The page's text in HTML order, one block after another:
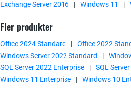
Exchange Server 2016
| Windows 11 |
Fler produkter
Office 2024 Standard | Office 2022
Windows Server 2022 Standard
|
SQL Server 2022 Enterprise
| SQL
Windows 11 Enterprise
| Windows 10